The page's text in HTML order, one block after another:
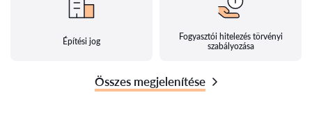
Építési jog
Fogyasztói hitelezés törvényi
szabályozása
Összes megjelenítése